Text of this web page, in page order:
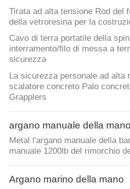
Tirata ad alta tensione Rod del
della vetroresina per la
Cavo di terra portatile della
interramento/filo di messa a
sicurezza
La sicurezza personale ad alta
scalatore concreto Palo
Grapplers
argano manuale della mano
Metal l'argano manuale della
manuale 1200lb del rimorchio
Argano marino della mano